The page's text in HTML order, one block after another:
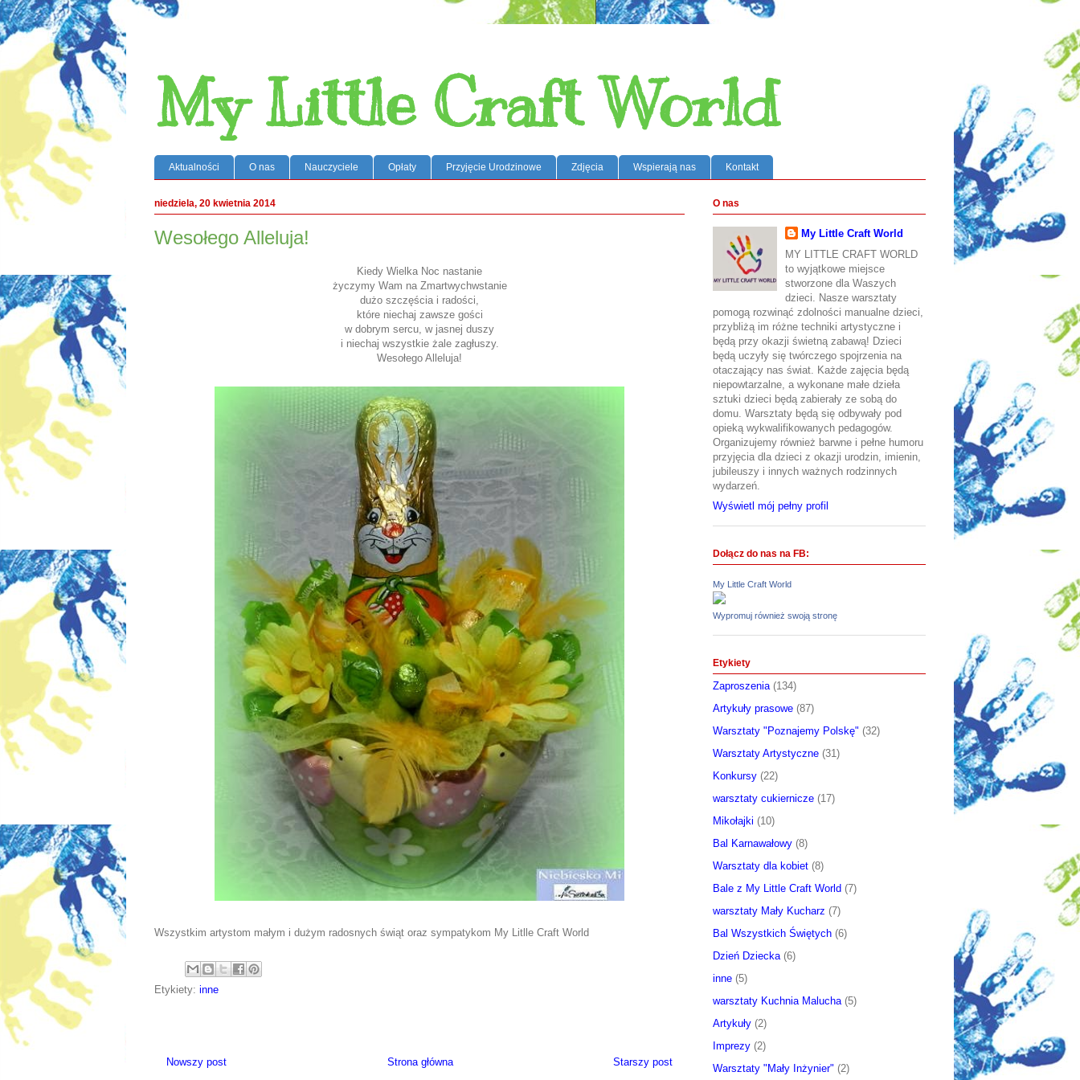
My Little Craft World
Aktualności O nas Nauczyciele Opłaty Przyjęcie Urodzinowe Zdjęcia Wspierają nas Kontakt
niedziela, 20 kwietnia 2014
Wesołego Alleluja!
Kiedy Wielka Noc nastanie
życzymy Wam na Zmartwychwstanie
dużo szczęścia i radości,
które niechaj zawsze gości
w dobrym sercu, w jasnej duszy
i niechaj wszystkie żale zagłuszy.
Wesołego Alleluja!
Wszystkim artystom małym i dużym radosnych świąt oraz sympatykom My Litlle Craft World
Etykiety: inne
Nowszy post Starszy post
Strona główna
O nas
My Little Craft World
MY LITTLE CRAFT WORLD
to wyjątkowe miejsce
stworzone dla Waszych
dzieci. Nasze warsztaty
pomogą rozwinąć zdolności manualne dzieci,
przybliżą im różne techniki artystyczne i
będą przy okazji świetną zabawą! Dzieci
będą uczyły się twórczego spojrzenia na
otaczający nas świat. Każde zajęcia będą
niepowtarzalne, a wykonane małe dzieła
sztuki dzieci będą zabierały ze sobą do
domu. Warsztaty będą się odbywały pod
opieką wykwalifikowanych pedagogów.
Organizujemy również barwne i pełne humoru
przyjęcia dla dzieci z okazji urodzin, imienin,
jubileuszy i innych ważnych rodzinnych
wydarzeń.
Wyświetl mój pełny profil
Dołącz do nas na FB:
My Little Craft World
Wypromuj również swoją stronę
Etykiety
Zaproszenia (134)
Artykuły prasowe (87)
Warsztaty "Poznajemy Polskę" (32)
Warsztaty Artystyczne (31)
Konkursy (22)
warsztaty cukiernicze (17)
Mikołajki (10)
Bal Karnawałowy (8)
Warsztaty dla kobiet (8)
Bale z My Little Craft World (7)
warsztaty Mały Kucharz (7)
Bal Wszystkich Świętych (6)
Dzień Dziecka (6)
inne (5)
warsztaty Kuchnia Malucha (5)
Artykuły (2)
Imprezy (2)
Warsztaty "Mały Inżynier" (2)